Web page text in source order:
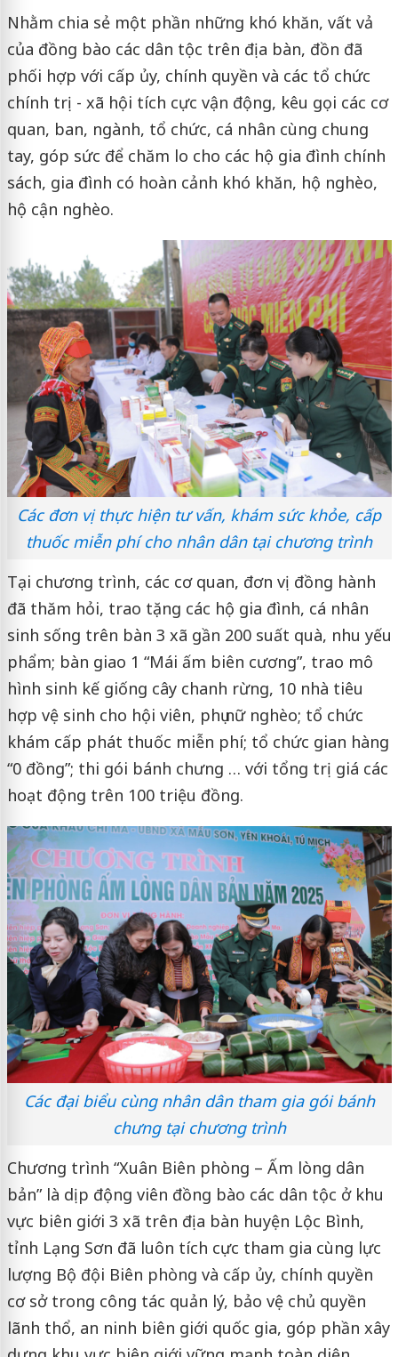
Nhằm chia sẻ một phần những khó khăn, vất vả
của đồng bào các dân tộc trên địa bàn, đồn đã
phối hợp với cấp ủy, chính quyền và các tổ chức
chính trị - xã hội tích cực vận động, kêu gọi các cơ
quan, ban, ngành, tổ chức, cá nhân cùng chung
tay, góp sức để chăm lo cho các hộ gia đình chính
sách, gia đình có hoàn cảnh khó khăn, hộ nghèo,
hộ cận nghèo.
Các đơn vị thực hiện tư vấn, khám sức khỏe, cấp
thuốc miễn phí cho nhân dân tại chương trình
Tại chương trình, các cơ quan, đơn vị đồng hành
đã thăm hỏi, trao tặng các hộ gia đình, cá nhân
sinh sống trên bàn 3 xã gần 200 suất quà, nhu yếu
phẩm; bàn giao 1 “Mái ấm biên cương”, trao mô
hình sinh kế giống cây chanh rừng, 10 nhà tiêu
hợp vệ sinh cho hội viên, phụ nữ nghèo; tổ chức
khám cấp phát thuốc miễn phí; tổ chức gian hàng
“0 đồng”; thi gói bánh chưng … với tổng trị giá các
hoạt động trên 100 triệu đồng.
Các đại biểu cùng nhân dân tham gia gói bánh
chưng tại chương trình
Chương trình “Xuân Biên phòng – Ấm lòng dân
bản” là dịp động viên đồng bào các dân tộc ở khu
vực biên giới 3 xã trên địa bàn huyện Lộc Bình,
tỉnh Lạng Sơn đã luôn tích cực tham gia cùng lực
lượng Bộ đội Biên phòng và cấp ủy, chính quyền
cơ sở trong công tác quản lý, bảo vệ chủ quyền
lãnh thổ, an ninh biên giới quốc gia, góp phần xây